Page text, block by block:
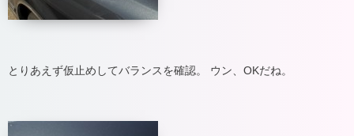
とりあえず仮止めしてバランスを確認。 ウン、OKだね。